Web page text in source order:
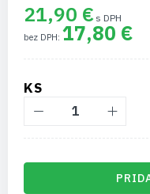
21,90 €
17,80 €
KS